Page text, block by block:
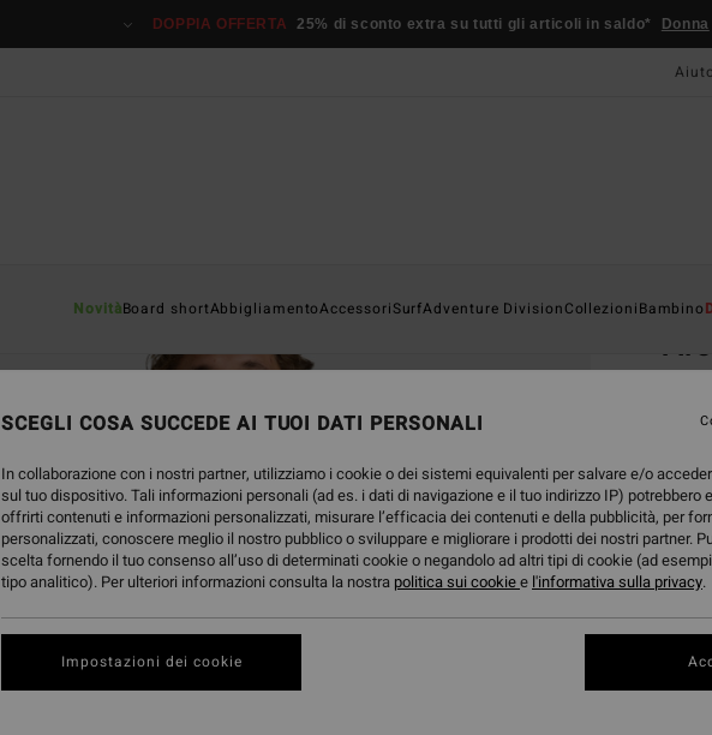
DOPPIA OFFERTA 25% di sconto extra su tutti gli articoli in saldo* Donna
NovitàBoard shortAbbigliamentoAccessoriSurfAdventure DivisionCollezioniBambino
SCEGLI COSA SUCCEDE AI TUOI DATI PERSONALI
In collaborazione con i nostri partner, utilizziamo i cookie o dei sistemi equivalenti per salvare e/o
sul tuo dispositivo. Tali informazioni personali (ad es. i dati di navigazione e il tuo indirizzo IP) potrebbero
offrirti contenuti e informazioni personalizzati, misurare l’efficacia dei contenuti e della pubblicità, per
personalizzati, conoscere meglio il nostro pubblico o sviluppare e migliorare i prodotti dei nostri partner.
scelta fornendo il tuo consenso all’uso di determinati cookie o negandolo ad altri tipi di cookie (ad
tipo analitico). Per ulteriori informazioni consulta la nostra politica sui cookiee l'informativa sulla privacy.
Impostazioni dei cookie